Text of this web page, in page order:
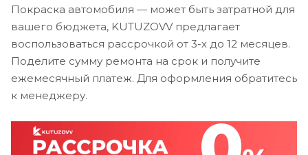
Покраска автомобиля — может быть затратной для
вашего бюджета, KUTUZOVV предлагает
воспользоваться рассрочкой от 3-х до 12 месяцев.
Поделите сумму ремонта на срок и получите
ежемесячный платеж. Для оформления обратитесь
к менеджеру.